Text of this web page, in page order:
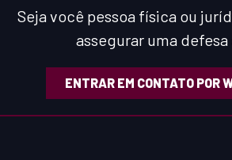
Seja você pessoa física ou
assegurar uma
ENTRAR EM CONTATO POR